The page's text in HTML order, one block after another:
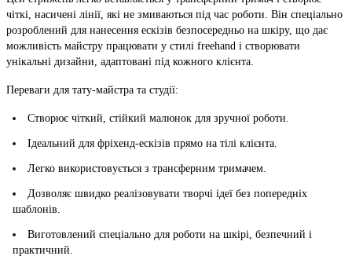
чіткі, насичені лінії, які не змиваються під час роботи. Він спеціально
розроблений для нанесення ескізів безпосередньо на шкіру, що дає
можливість майстру працювати у стилі freehand і створювати
унікальні дизайни, адаптовані під кожного клієнта.
Переваги для тату-майстра та студії:
Створює чіткий, стійкий малюнок для зручної роботи.
Ідеальний для фріхенд-ескізів прямо на тілі клієнта.
Легко використовується з трансферним тримачем.
Дозволяє швидко реалізовувати творчі ідеї без попередніх
шаблонів.
Виготовлений спеціально для роботи на шкірі, безпечний і
практичний.